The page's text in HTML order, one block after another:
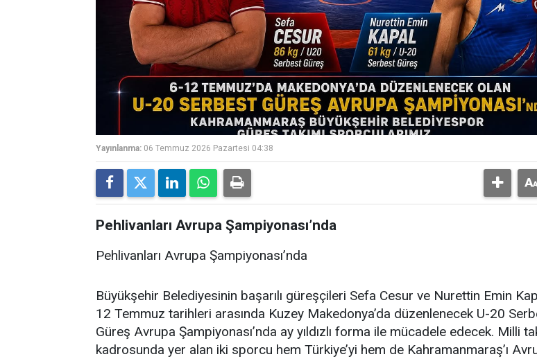
Yayınlanma: 06 Temmuz 2026 Pazartesi 04:38
Pehlivanları Avrupa Şampiyonası’nda
Pehlivanları Avrupa Şampiyonası’nda
Büyükşehir Belediyesinin başarılı güreşçileri Sefa Cesur ve Nurettin Emin
12 Temmuz tarihleri arasında Kuzey Makedonya’da düzenlenecek U-20
Güreş Avrupa Şampiyonası’nda ay yıldızlı forma ile mücadele edecek. Milli
kadrosunda yer alan iki sporcu hem Türkiye’yi hem de Kahramanmaraş’ı